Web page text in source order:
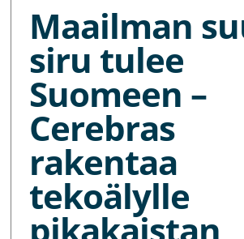
Maailman
siru tulee
Suomeen –
Cerebras
rakentaa
tekoälylle